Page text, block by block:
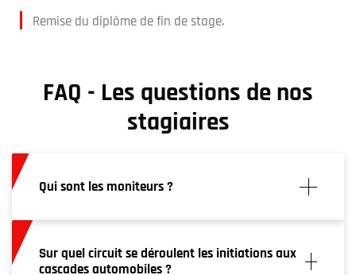
Remise du diplôme de fin de stage.
FAQ - Les questions de nos
stagiaires
Qui sont les moniteurs ?
de 20 ans une entreprise experte dans la cascade
automobile au cinéma, ayant tourné dans de
Sur quel circuit se déroulent les initiations aux
cascades automobiles ?